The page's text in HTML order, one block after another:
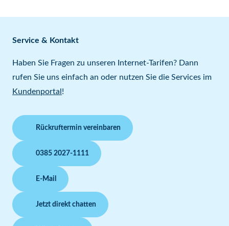
Service & Kontakt
Haben Sie Fragen zu unseren Internet-Tarifen? Dann
rufen Sie uns einfach an oder nutzen Sie die Services im
Kundenportal !
Rückruftermin vereinbaren
0385 2027-1111
E-Mail
Jetzt direkt chatten